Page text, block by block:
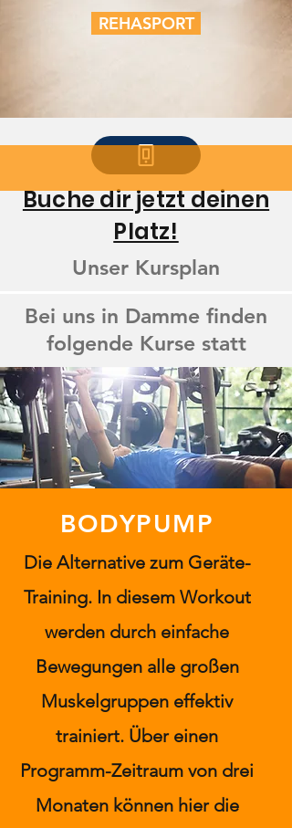
REHASPORT
Buche dir jetzt deinen
Platz!
Unser Kursplan
Bei uns in Damme finden
folgende Kurse statt
BODYPUMP
Die Alternative zum Geräte-
Training. In diesem Workout
werden durch einfache
Bewegungen alle großen
Muskelgruppen effektiv
trainiert. Über einen
Programm-Zeitraum von drei
Monaten können hier die